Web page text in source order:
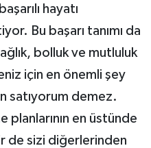
hayatı
Bu başarı tanımı da
bolluk ve mutluluk
için en önemli şey
satıyorum demez.
planlarının en üstünde
de sizi diğerlerinden